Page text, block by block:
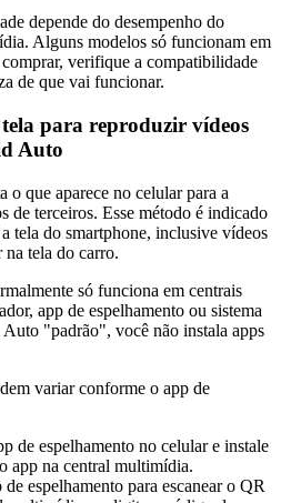
depende do desempenho do
Alguns modelos só funcionam em
verifique a compatibilidade
de que vai funcionar.
tela para reproduzir vídeos
Auto
o que aparece no celular para a
de terceiros. Esse método é indicado
tela do smartphone, inclusive vídeos
na tela do carro.
só funciona em centrais
app de espelhamento ou sistema
"padrão", você não instala apps
variar conforme o app de
de espelhamento no celular e instale
app na central multimídia.
espelhamento para escanear o QR